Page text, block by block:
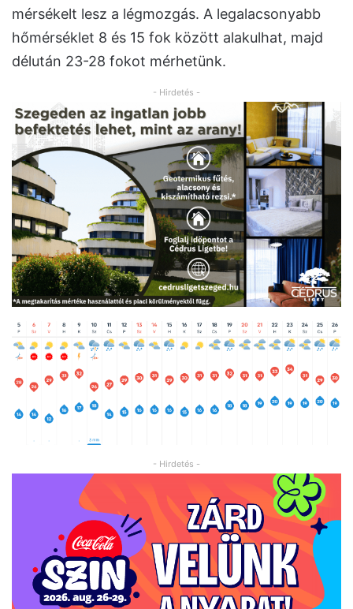
mérsékelt lesz a légmozgás. A legalacsonyabb
hőmérséklet 8 és 15 fok között alakulhat, majd
délután 23-28 fokot mérhetünk.
- Hirdetés -
- Hirdetés -